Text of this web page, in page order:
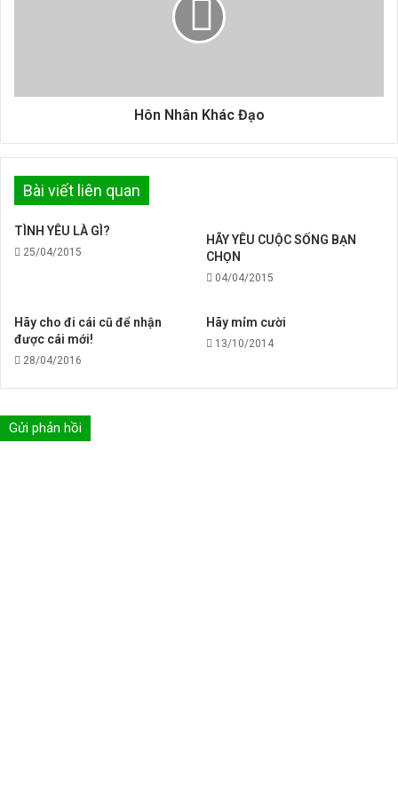
Hôn Nhân Khác Đạo
Bài viết liên quan
TÌNH YÊU LÀ GÌ?
25/04/2015
HÃY YÊU CUỘC SỐNG BẠN
CHỌN
04/04/2015
Hãy cho đi cái cũ để nhận
được cái mới!
28/04/2016
Hãy mỉm cười
13/10/2014
Gửi phản hồi